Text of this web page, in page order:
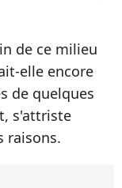
de ce milieu
elle encore
de quelques
s'attriste
raisons.